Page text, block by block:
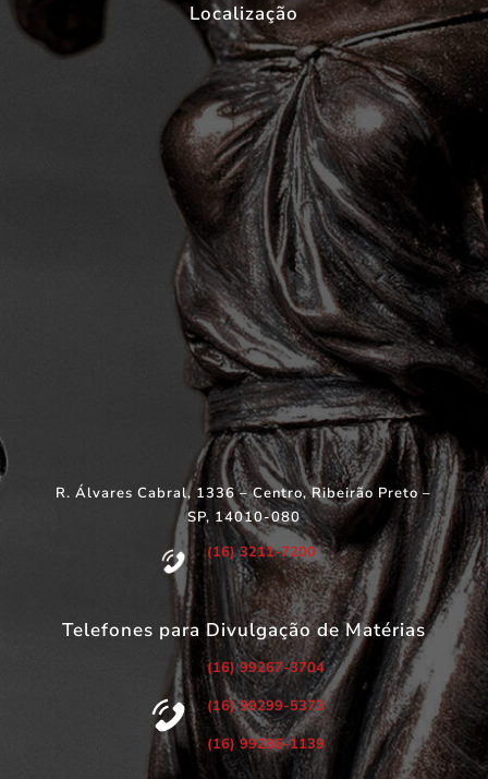
Localização
R. Álvares Cabral, 1336 – Centro, Ribeirão Preto –
SP, 14010-080
(16) 3211-7200
Telefones para Divulgação de Matérias
(16) 99267-3704
(16) 99299-5373
(16) 99286-1139